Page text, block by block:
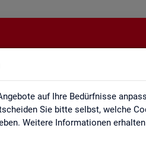
auf Ihre Bedürfnisse
Sie bitte selbst, welche
Weitere Informationen